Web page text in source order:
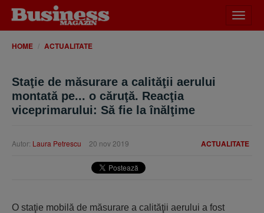
meniu
HOME ACTUALITATE
Staţie de măsurare a calităţii aerului
montată pe... o căruţă. Reacţia
viceprimarului: Să fie la înălţime
ACTUALITATE
Autor: Laura Petrescu 20 nov 2019
O staţie mobilă de măsurare a calităţii aerului a fost